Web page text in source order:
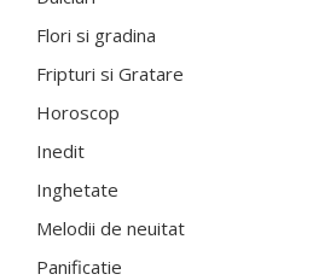
Flori si gradina
Fripturi si Gratare
Horoscop
Inedit
Inghetate
Melodii de neuitat
Panificatie